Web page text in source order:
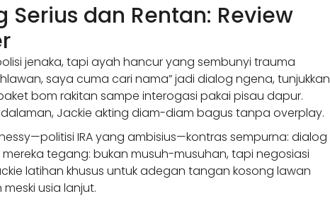
dan Rentan: Review
jenaka, tapi ayah hancur yang sembunyi trauma
saya cuma cari nama” jadi dialog ngena, tunjukkan
bom rakitan sampe interogasi pakai pisau dapur.
Jackie akting diam-diam bagus tanpa overplay.
IRA yang ambisius—kontras sempurna: dialog
tegang: bukan musuh-musuhan, tapi negosiasi
latihan khusus untuk adegan tangan kosong lawan
usia lanjut.